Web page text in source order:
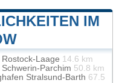
IM
Laage 14.6 km
Parchim 50.8 km
Stralsund-Barth 67.5